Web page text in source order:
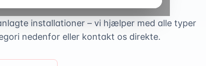
installationer – vi hjælper med alle typer
nedenfor eller kontakt os direkte.